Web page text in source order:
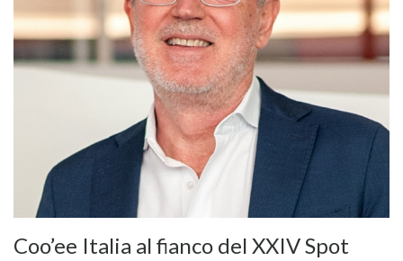
Coo’ee Italia al fianco del XXIV Spot